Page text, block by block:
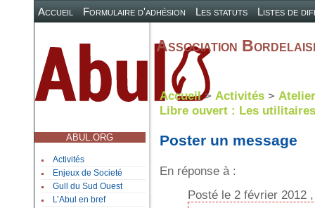
Accueil Formulaire d'adhésion Les statuts Listes de
ABUL.ORG
Activités
Enjeux de Societé
Gull du Sud Ouest
L’Abul en bref
Association
Accueil> Activités>
Libre ouvert : Les
Poster un message
En réponse à :
Posté le 2 février 2012